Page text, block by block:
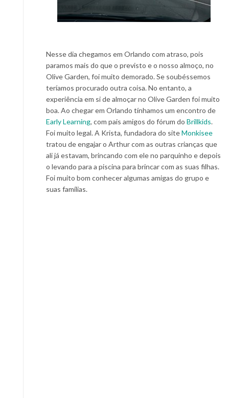
Nesse dia chegamos em Orlando com atraso, pois
paramos mais do que o previsto e o nosso almoço, no
Olive Garden, foi muito demorado. Se soubéssemos
teríamos procurado outra coisa. No entanto, a
experiência em si de almoçar no Olive Garden foi muito
boa. Ao chegar em Orlando tínhamos um encontro de
Early Learning, com pais amigos do fórum do Brillkids.
Foi muito legal. A Krista, fundadora do siteMonkisee
tratou de engajar o Arthur com as outras crianças que
ali já estavam, brincando com ele no parquinho e depois
o levando para a piscina para brincar com as suas filhas.
Foi muito bom conhecer algumas amigas do grupo e
suas famílias.